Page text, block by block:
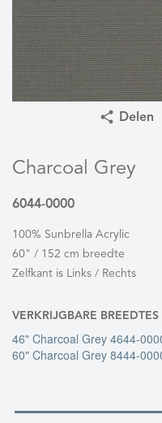
Delen
Charcoal Grey
6044-0000
100% Sunbrella Acrylic
60" / 152 cm breedte
Zelfkant is Links / Rechts
VERKRIJGBARE
46" Charcoal Grey 4644-
60" Charcoal Grey 8444-